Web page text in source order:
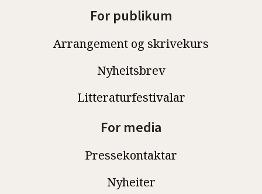
For publikum
Arrangement og skrivekurs
Nyheitsbrev
Litteraturfestivalar
For media
Pressekontaktar
Nyheiter